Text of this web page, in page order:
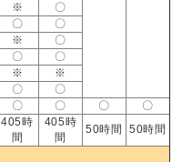
※
〇
〇
〇
※
〇
〇
〇
※
※
〇
〇
〇 〇 〇
〇
405時
間
405時
間
50時間
50時間